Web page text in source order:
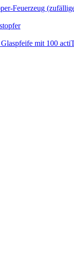
Feuerzeug
Glaspfeife mit 100